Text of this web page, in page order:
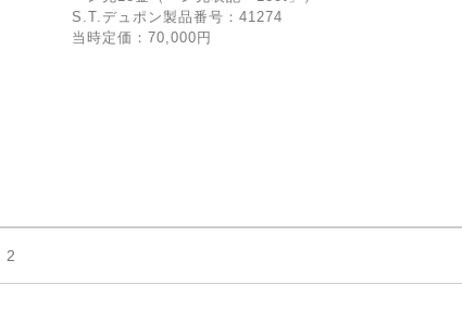
S.T.デュポン製品番号：41274
当時定価：70,000円
2